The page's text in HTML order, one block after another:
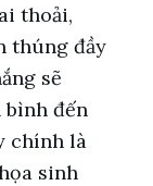
thoải,
thúng đầy
sẽ
bình đến
chính là
sinh